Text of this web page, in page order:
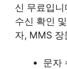
신 무료입
수신 확인
자, MMS 장
문자